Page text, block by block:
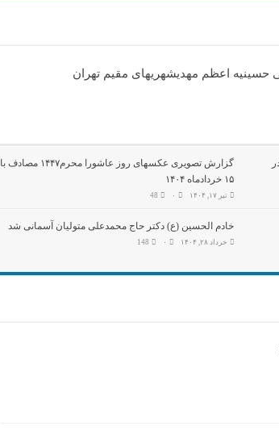
حسینیه اعظم مهدیشهریهای مقیم تهران
گزارش تصویری عکسهای روز عاشورا محرم۱۴۴۷ مصادف با
۱۵ خردادماه ۱۴۰۴
تیر ۱۷, ۱۴۰۴ ۰ 48
خادم الحسین (ع) دکتر حاج محمدعلی متولیان آسمانی شد
خرداد ۲۸, ۱۴۰۴ ۰ 148